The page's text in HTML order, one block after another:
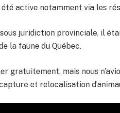
active notamment via les
juridiction provinciale, il
la faune du Québec.
gratuitement, mais nous
et relocalisation